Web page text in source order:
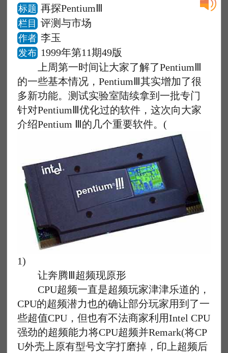
标题 再探PentiumⅢ
栏目 评测与市场
作者 李玉
发布 1999年第11期49版
上周第一时间让大家了解了PentiumⅢ
的一些基本情况，PentiumⅢ其实增加了很
多新功能。测试实验室陆续拿到一批专门
针对PentiumⅢ优化过的软件，这次向大家
介绍Pentium Ⅲ的几个重要软件。(
1)
让奔腾Ⅲ超频现原形
CPU超频一直是超频玩家津津乐道的，
CPU的超频潜力也的确让部分玩家用到了一
些超值CPU，但也有不法商家利用Intel CPU
强劲的超频能力将CPU超频并Remark(将CP
U外壳上原有型号文字打磨掉，印上超频后